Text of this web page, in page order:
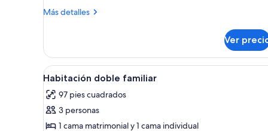
Más detalles
Más
Deluxe
Ver
Abrir
todas
las
fotos
de
Habitación doble familiar |
3
Habitación doble familiar
97 pies cuadrados
3 personas
1 cama matrimonial y 1 cama individual